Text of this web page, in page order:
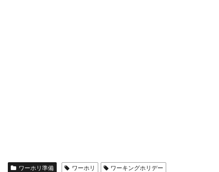
ワーホリ準備 ワーホリ ワーキングホリデー